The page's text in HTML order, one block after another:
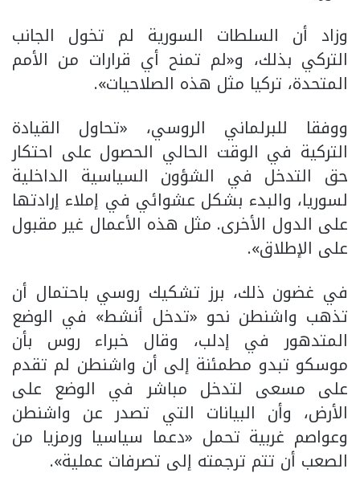
وزاد أن السلطات السورية لم تخول الجانب
التركي بذلك، و«لم تمنح أي قرارات من الأمم
المتحدة، تركيا مثل هذه الصلاحيات».
ووفقا للبرلماني الروسي، «تحاول القيادة
التركية في الوقت الحالي الحصول على احتكار
حق التدخل في الشؤون السياسية الداخلية
لسوريا، والبدء بشكل عشوائي في إملاء إرادتها
على الدول الأخرى. مثل هذه الأعمال غير مقبول
على الإطلاق».
في غضون ذلك، برز تشكيك روسي باحتمال أن
تذهب واشنطن نحو «تدخل أنشط» في الوضع
المتدهور في إدلب، وقال خبراء روس بأن
موسكو تبدو مطمئنة إلى أن واشنطن لم تقدم
على مسعى لتدخل مباشر في الوضع على
الأرض، وأن البيانات التي تصدر عن واشنطن
وعواصم غربية تحمل «دعما سياسيا ورمزيا من
الصعب أن تتم ترجمته إلى تصرفات عملية».